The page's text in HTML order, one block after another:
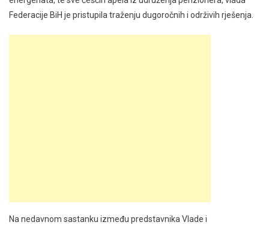
Federacije BiH je pristupila traženju dugoročnih i održivih rješenja.
Na nedavnom sastanku između predstavnika Vlade i